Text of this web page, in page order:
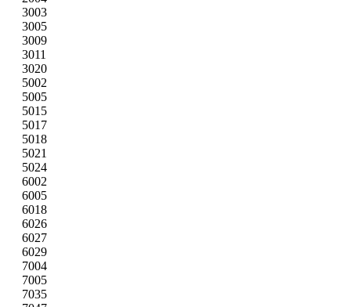
3003
3005
3009
3011
3020
5002
5005
5015
5017
5018
5021
5024
6002
6005
6018
6026
6027
6029
7004
7005
7035